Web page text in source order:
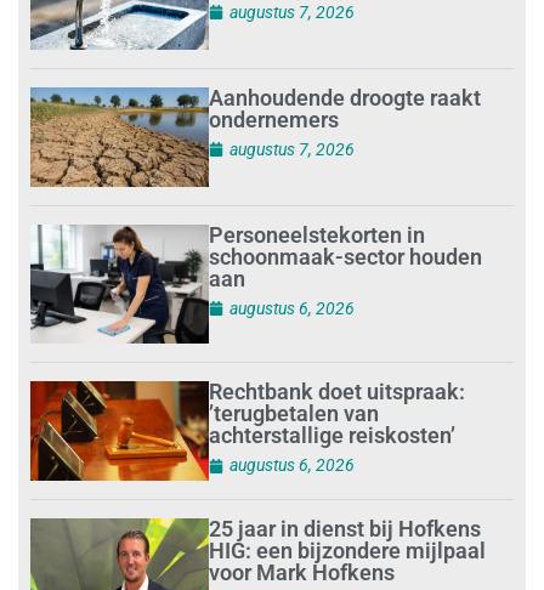
augustus 7, 2026
Aanhoudende droogte raakt
ondernemers
augustus 7, 2026
Personeelstekorten in
schoonmaak-sector houden
aan
augustus 6, 2026
Rechtbank doet uitspraak:
’terugbetalen van
achterstallige reiskosten’
augustus 6, 2026
25 jaar in dienst bij Hofkens
HIG: een bijzondere mijlpaal
voor Mark Hofkens